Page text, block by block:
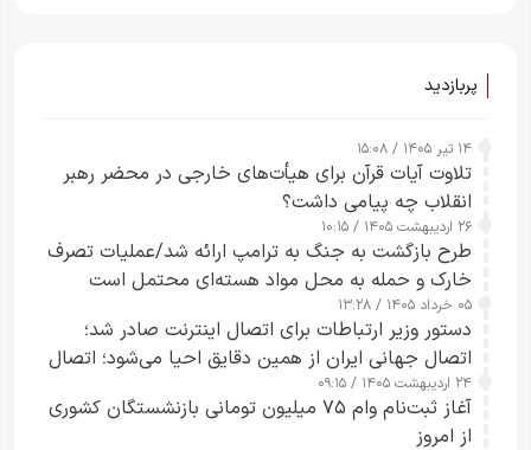
پربازدید
۱۴ تیر ۱۴۰۵ / ۱۵:۰۸
تلاوت آیات قرآن برای هیأت‌های خارجی در محضر رهبر
انقلاب چه پیامی داشت؟
۲۶ اردیبهشت ۱۴۰۵ / ۱۰:۱۵
طرح‌ بازگشت به جنگ به ترامپ ارائه شد/عملیات تصرف
خارک و حمله به محل مواد هسته‌ای محتمل است
۰۵ خرداد ۱۴۰۵ / ۱۳:۲۸
دستور وزیر ارتباطات برای اتصال اینترنت صادر شد؛
اتصال جهانی ایران از همین دقایق احیا می‌شود؛ اتصال
کامل مردم تا ۲۴ ساعت آینده
۲۴ اردیبهشت ۱۴۰۵ / ۰۹:۱۵
آغاز ثبت‌نام وام ۷۵ میلیون تومانی بازنشستگان کشوری
از امروز